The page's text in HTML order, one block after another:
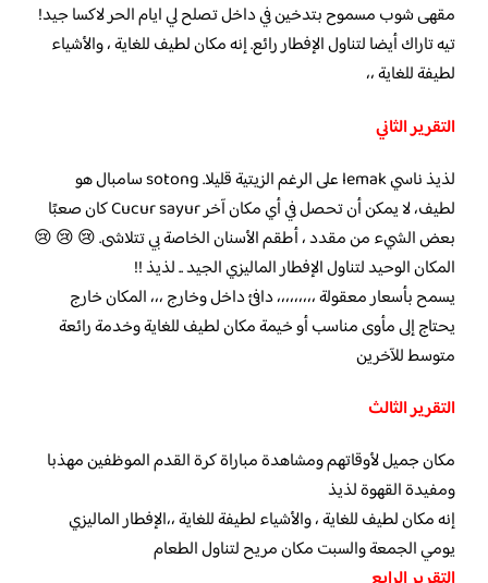
مقهى شوب مسموح بتدخين في داخل تصلح لي ايام الحر لاكسا جيد!
تيه تاراك أيضا لتناول الإفطار رائع. إنه مكان لطيف للغاية ، والأشياء
لطيفة للغاية ،،
التقرير الثاني
لذيذ ناسي lemak على الرغم الزيتية قليلا. sotong سامبال هو
لطيف، لا يمكن أن تحصل في أي مكان آخر Cucur sayur كان صعبًا
بعض الشيء من مقدد ، أطقم الأسنان الخاصة بي تتلاشى. 😢 😢 😢
المكان الوحيد لتناول الإفطار الماليزي الجيد .. لذيذ !!
يسمح بأسعار معقولة ،،،،،،،،، دافئ داخل وخارج ،،، المكان خارج
يحتاج إلى مأوى مناسب أو خيمة مكان لطيف للغاية وخدمة رائعة
متوسط ​​للآخرين
التقرير الثالث
مكان جميل لأوقاتهم ومشاهدة مباراة كرة القدم الموظفين مهذبا
ومفيدة القهوة لذيذ
إنه مكان لطيف للغاية ، والأشياء لطيفة للغاية ،،الإفطار الماليزي
يومي الجمعة والسبت مكان مريح لتناول الطعام